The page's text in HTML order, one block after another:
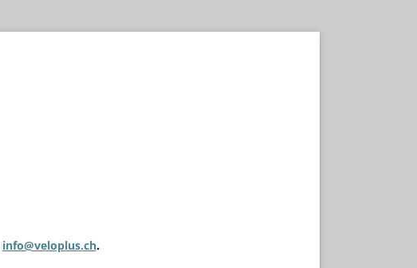
info@veloplus.ch.